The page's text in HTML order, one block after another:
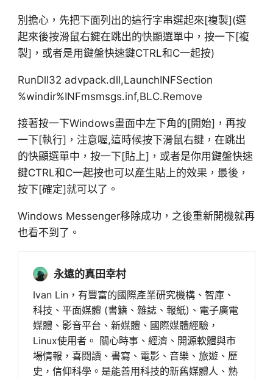
別擔心，先把下面列出的這行字串選起來[複製](選
起來後按滑鼠右鍵在跳出的快顯選單中，按一下[複
製]，或者是用鍵盤快速鍵CTRL和C一起按)
RunDll32 advpack.dll,LaunchINFSection
%windir%INFmsmsgs.inf,BLC.Remove
接著按一下Windows畫面中左下角的[開始]，再按
一下[執行]，注意喔,這時候按下滑鼠右鍵，在跳出
的快顯選單中，按一下[貼上]，或者是你用鍵盤快速
鍵CTRL和C一起按也可以產生貼上的效果，最後，
按下[確定]就可以了。
Windows Messenger移除成功，之後重新開機就再
也看不到了。
永遠的真田幸村
Ivan Lin，有豐富的國際產業研究機構、智庫、
科技、平面媒體 (書籍、雜誌、報紙)、電子廣電
媒體、影音平台、新媒體、國際媒體經驗，
Linux使用者。 關心時事、經濟、開源軟體與市
場情報，喜閱讀、書寫、電影、音樂、旅遊、歷
史，信仰科學。是能善用科技的新舊媒體人、熟